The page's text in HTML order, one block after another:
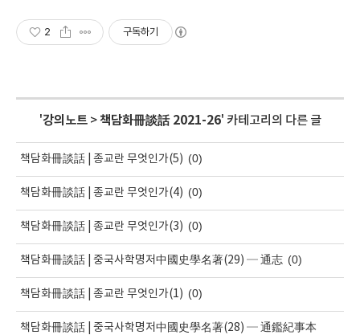
2 구독하기
'강의노트>책담화冊談話 2021-26' 카테고리의 다른 글
책담화冊談話 | 종교란 무엇인가(5) (0)
책담화冊談話 | 종교란 무엇인가(4) (0)
책담화冊談話 | 종교란 무엇인가(3) (0)
책담화冊談話 | 중국사학명저中國史學名著(29) ─ 通志 (0)
책담화冊談話 | 종교란 무엇인가(1) (0)
책담화冊談話 | 중국사학명저中國史學名著(28) ─ 通鑑紀事本